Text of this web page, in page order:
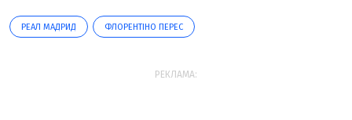
РЕАЛ МАДРИД ФЛОРЕНТІНО ПЕРЕС
РЕКЛАМА: